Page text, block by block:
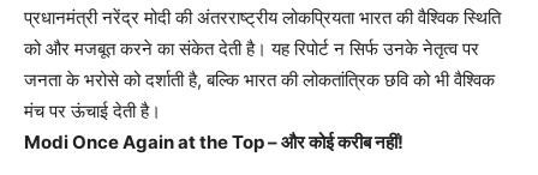
प्रधानमंत्री नरेंद्र मोदी की अंतरराष्ट्रीय लोकप्रियता भारत की वैश्विक स्थिति
को और मजबूत करने का संकेत देती है। यह रिपोर्ट न सिर्फ उनके नेतृत्व पर
जनता के भरोसे को दर्शाती है, बल्कि भारत की लोकतांत्रिक छवि को भी वैश्विक
मंच पर ऊंचाई देती है।
Modi Once Again at the Top – और कोई करीब नहीं!